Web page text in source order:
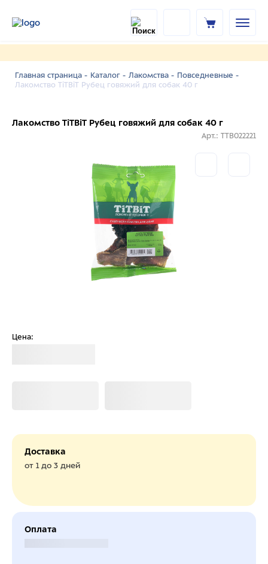
Главная страница - Каталог - Лакомства - Повседневные -
Лакомство TiTBiT Рубец говяжий для собак 40 г
Лакомство TiTBiT Рубец говяжий для собак 40 г
Арт.: TTB022221
Цена:
Доставка
от 1 до 3 дней
Оплата